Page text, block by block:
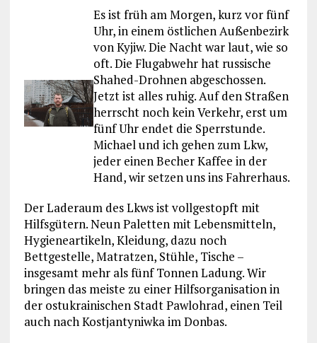
Es ist früh am Morgen, kurz vor fünf
Uhr, in einem östlichen Außenbezirk
von Kyjiw. Die Nacht war laut, wie so
oft. Die Flugabwehr hat russische
Shahed-Drohnen abgeschossen.
Jetzt ist alles ruhig. Auf den Straßen
herrscht noch kein Verkehr, erst um
fünf Uhr endet die Sperrstunde.
Michael und ich gehen zum Lkw,
jeder einen Becher Kaffee in der
Hand, wir setzen uns ins Fahrerhaus.
Der Laderaum des Lkws ist vollgestopft mit
Hilfsgütern. Neun Paletten mit Lebensmitteln,
Hygieneartikeln, Kleidung, dazu noch
Bettgestelle, Matratzen, Stühle, Tische –
insgesamt mehr als fünf Tonnen Ladung. Wir
bringen das meiste zu einer Hilfsorganisation in
der ostukrainischen Stadt Pawlohrad, einen Teil
auch nach Kostjantyniwka im Donbas.